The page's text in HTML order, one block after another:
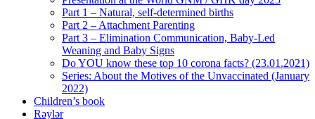
Part 1 – Natural, self-determined births
Part 2 – Attachment Parenting
Part 3 – Elimination Communication, Baby-Led
Weaning and Baby Signs
Do YOU know these top 10 corona facts? (23.01.2021)
Series: About the Motives of the Unvaccinated (January
2022)
Children’s book
Rəylər